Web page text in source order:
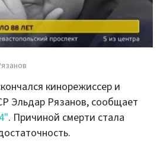
кинорежиссер и
Эльдар Рязанов, сообщает
. Причиной смерти стала